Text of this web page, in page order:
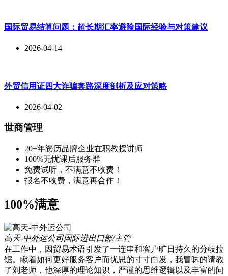
国际贸易结算问题：超长期汇率避险国际经验与对策建议
2026-04-14
外贸信用证四大诈骗套路深度剖析及应对策略
2026-04-02
世商管理
20+年资历品牌企业在职教授讲师
100%无忧课后服务群
免费试听，不满意不收费！
报名不收费，满意再合作！
100%满意
高天-中外运公司国际进出口部/主管
在工作中，因贸易术语引发了一连串和客户旷日持久的分歧拉
锯。瞅着如何更好服务客户而忧思的寸寸白发，我冒昧的请教
了刘老师，他深厚的理论知识，严谨的思维逻辑以及丰富的问